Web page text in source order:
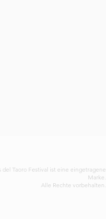
del Taoro Festival ist eine eingetragene
Marke.
Alle Rechte vorbehalten.